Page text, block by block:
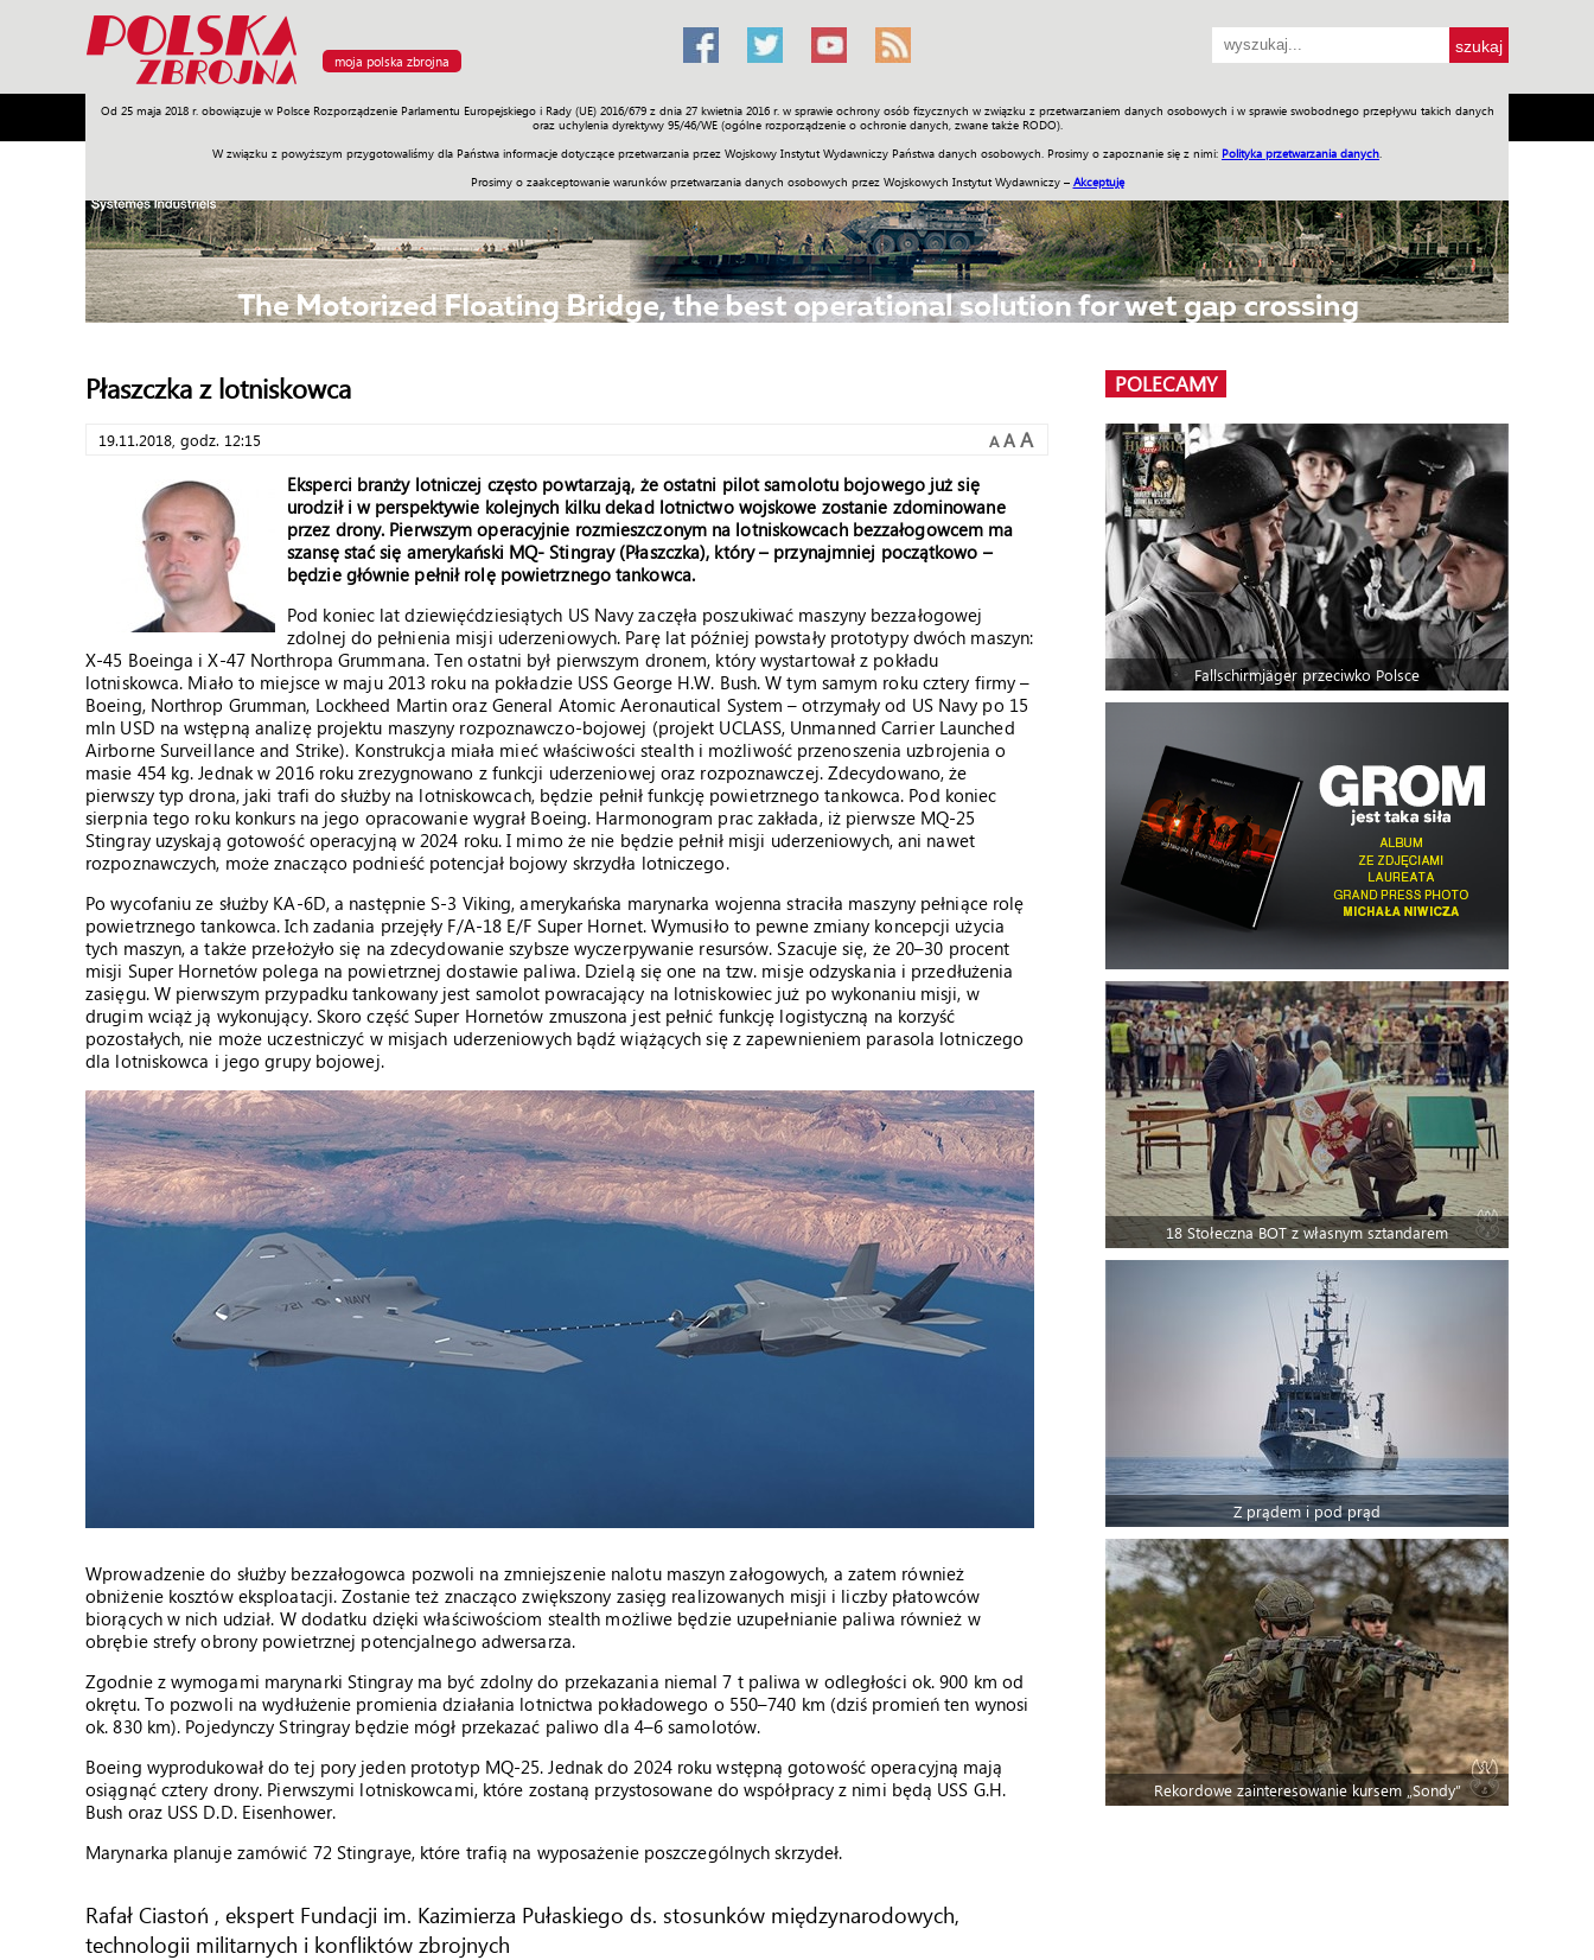
moja polska zbrojna
Od 25 maja 2018 r. obowiązuje w Polsce Rozporządzenie Parlamentu Europejskiego i Rady (UE) 2016/679 z dnia 27 kwietnia 2016 r. w sprawie ochrony osób fizycznych w związku z przetwarzaniem danych osobowych i w sprawie swobodnego przepływu takich danych
oraz uchylenia dyrektywy 95/46/WE (ogólne rozporządzenie o ochronie danych, zwane także RODO).
W związku z powyższym przygotowaliśmy dla Państwa informacje dotyczące przetwarzania przez Wojskowy Instytut Wydawniczy Państwa danych osobowych. Prosimy o zapoznanie się z nimi: Polityka przetwarzania danych
Prosimy o zaakceptowanie warunków przetwarzania danych osobowych przez Wojskowych Instytut Wydawniczy – Akceptuję
Armia Poligon Sprzęt Misje Polityka Prawo Świat Społeczność Sport Historia Galerie Wideo ENGLISH SKLEP Jednodniówki Praca w WIW
Płaszczka z lotniskowca
19.11.2018, godz. 12:15 A A A
Eksperci branży lotniczej często powtarzają, że ostatni pilot samolotu bojowego już się
urodził i w perspektywie kolejnych kilku dekad lotnictwo wojskowe zostanie zdominowane
przez drony. Pierwszym operacyjnie rozmieszczonym na lotniskowcach bezzałogowcem ma
szansę stać się amerykański MQ- Stingray (Płaszczka), który – przynajmniej początkowo –
będzie głównie pełnił rolę powietrznego tankowca.
Pod koniec lat dziewięćdziesiątych US Navy zaczęła poszukiwać maszyny bezzałogowej
zdolnej do pełnienia misji uderzeniowych. Parę lat później powstały prototypy dwóch maszyn:
X-45 Boeinga i X-47 Northropa Grummana. Ten ostatni był pierwszym dronem, który wystartował z pokładu
lotniskowca. Miało to miejsce w maju 2013 roku na pokładzie USS George H.W. Bush. W tym samym roku cztery firmy –
Boeing, Northrop Grumman, Lockheed Martin oraz General Atomic Aeronautical System – otrzymały od US Navy po 15
mln USD na wstępną analizę projektu maszyny rozpoznawczo-bojowej (projekt UCLASS, Unmanned Carrier Launched
Airborne Surveillance and Strike). Konstrukcja miała mieć właściwości stealth i możliwość przenoszenia uzbrojenia o
masie 454 kg. Jednak w 2016 roku zrezygnowano z funkcji uderzeniowej oraz rozpoznawczej. Zdecydowano, że
pierwszy typ drona, jaki trafi do służby na lotniskowcach, będzie pełnił funkcję powietrznego tankowca. Pod koniec
sierpnia tego roku konkurs na jego opracowanie wygrał Boeing. Harmonogram prac zakłada, iż pierwsze MQ-25
Stingray uzyskają gotowość operacyjną w 2024 roku. I mimo że nie będzie pełnił misji uderzeniowych, ani nawet
rozpoznawczych, może znacząco podnieść potencjał bojowy skrzydła lotniczego.
Po wycofaniu ze służby KA-6D, a następnie S-3 Viking, amerykańska marynarka wojenna straciła maszyny pełniące rolę
powietrznego tankowca. Ich zadania przejęły F/A-18 E/F Super Hornet. Wymusiło to pewne zmiany koncepcji użycia
tych maszyn, a także przełożyło się na zdecydowanie szybsze wyczerpywanie resursów. Szacuje się, że 20–30 procent
misji Super Hornetów polega na powietrznej dostawie paliwa. Dzielą się one na tzw. misje odzyskania i przedłużenia
zasięgu. W pierwszym przypadku tankowany jest samolot powracający na lotniskowiec już po wykonaniu misji, w
drugim wciąż ją wykonujący. Skoro część Super Hornetów zmuszona jest pełnić funkcję logistyczną na korzyść
pozostałych, nie może uczestniczyć w misjach uderzeniowych bądź wiążących się z zapewnieniem parasola lotniczego
dla lotniskowca i jego grupy bojowej.
Wprowadzenie do służby bezzałogowca pozwoli na zmniejszenie nalotu maszyn załogowych, a zatem również
obniżenie kosztów eksploatacji. Zostanie też znacząco zwiększony zasięg realizowanych misji i liczby płatowców
biorących w nich udział. W dodatku dzięki właściwościom stealth możliwe będzie uzupełnianie paliwa również w
obrębie strefy obrony powietrznej potencjalnego adwersarza.
Zgodnie z wymogami marynarki Stingray ma być zdolny do przekazania niemal 7 t paliwa w odległości ok. 900 km od
okrętu. To pozwoli na wydłużenie promienia działania lotnictwa pokładowego o 550–740 km (dziś promień ten wynosi
ok. 830 km). Pojedynczy Stringray będzie mógł przekazać paliwo dla 4–6 samolotów.
Boeing wyprodukował do tej pory jeden prototyp MQ-25. Jednak do 2024 roku wstępną gotowość operacyjną mają
osiągnąć cztery drony. Pierwszymi lotniskowcami, które zostaną przystosowane do współpracy z nimi będą USS G.H.
Bush oraz USS D.D. Eisenhower.
Marynarka planuje zamówić 72 Stingraye, które trafią na wyposażenie poszczególnych skrzydeł.
Rafał Ciastoń , ekspert Fundacji im. Kazimierza Pułaskiego ds. stosunków międzynarodowych,
technologii militarnych i konfliktów zbrojnych
POLECAMY
Fallschirmjäger przeciwko Polsce
18 Stołeczna BOT z własnym sztandarem
Z prądem i pod prąd
Rekordowe zainteresowanie kursem „Sondy”